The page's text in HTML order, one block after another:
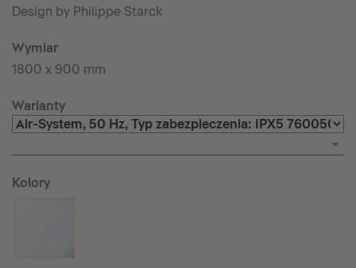
Design by Philippe Starck
Wymiar
1800 x 900 mm
Warianty
Kolory